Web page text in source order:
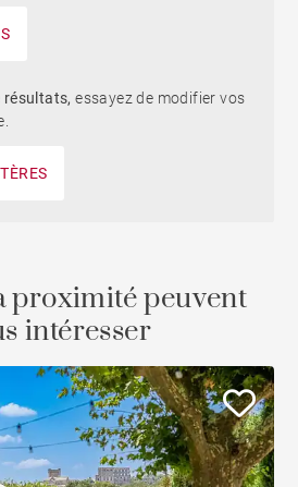
résultats,essayez de modifier vos
proximité peuvent
intéresser